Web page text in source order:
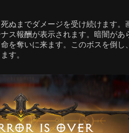
ぬまでダメージを受け続けます。
ス報酬が表示されます。暗闇があ
を奪いに来ます。このボスを倒し
す。